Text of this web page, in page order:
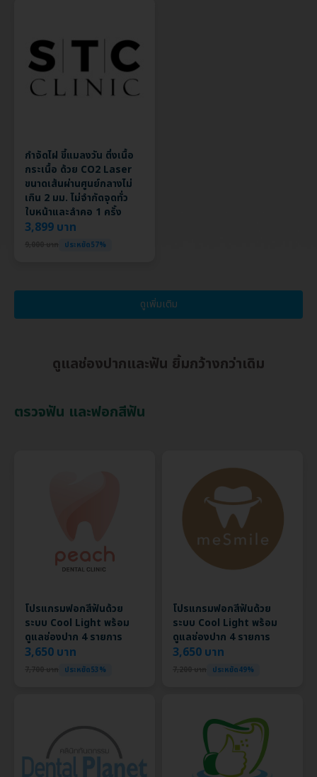
กำจัดไฝ ขี้แมลงวัน ติ่งเนื้อ
กระเนื้อ ด้วย CO2 Laser
ขนาดเส้นผ่านศูนย์กลางไม่
เกิน 2 มม. ไม่จำกัดจุดทั่ว
ใบหน้าและลำคอ 1 ครั้ง
3,899 บาท
ประหยัด57%
ดูเพิ่มเติม
ดูแลช่องปากและฟัน ยิ้มกว้างกว่าเดิม
ตรวจฟัน และฟอกสีฟัน
โปรแกรมฟอกสีฟันด้วย
ระบบ Cool Light พร้อม
ดูแลช่องปาก 4 รายการ
3,650 บาท
ประหยัด53%
โปรแกรมฟอกสีฟันด้วย
ระบบ Cool Light พร้อม
ดูแลช่องปาก 4 รายการ
3,650 บาท
ประหยัด49%